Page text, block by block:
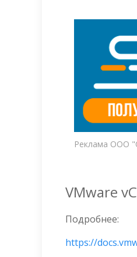
Реклама ООО
VMware
Подробнее:
https://